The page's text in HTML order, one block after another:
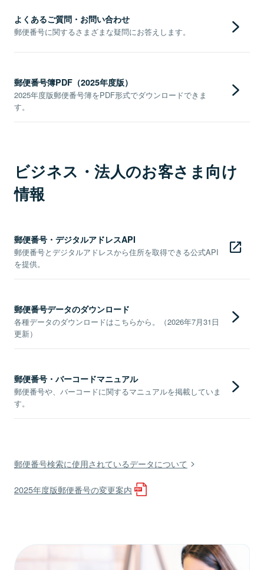
よくあるご質問・お問い合わせ
郵便番号に関するさまざまな疑問にお答えします。
郵便番号簿PDF（2025年度版）
2025年度版郵便番号簿をPDF形式でダウンロードできま
す。
ビジネス・法人のお客さま向け
情報
郵便番号・デジタルアドレスAPI
郵便番号とデジタルアドレスから住所を取得できる公式API
を提供。
郵便番号データのダウンロード
各種データのダウンロードはこちらから。（2026年7月31日
更新）
郵便番号・バーコードマニュアル
郵便番号や、バーコードに関するマニュアルを掲載していま
す。
郵便番号検索に使用されているデータについて
2025年度版郵便番号の変更案内